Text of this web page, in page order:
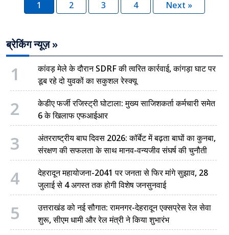
1 2 3 4 Next »
ब्रेकिंग न्यूज़ »
1
कांवड़ मेले के दौरान SDRF की त्वरित कार्रवाई, कांगड़ा घाट पर
डूब रहे दो युवकों का सकुशल रेस्क्यू
2
केडीए फर्जी रजिस्ट्री घोटाला: मुख्य साजिशकर्ता कर्मचारी समेत
6 के खिलाफ एफआईआर
3
अंतरराष्ट्रीय बाघ दिवस 2026: कॉर्बेट में बढ़ता बाघों का कुनबा,
संरक्षण की सफलता के साथ मानव-वन्यजीव संघर्ष की चुनौती
4
देहरादून महायोजना-2041 पर जनता से फिर मांगे सुझाव, 28
जुलाई से 4 अगस्त तक होगी विशेष जनसुनवाई
5
उत्तराखंड को नई सौगात: रामनगर-देहरादून एक्सप्रेस रेल सेवा
शुरू, सीएम धामी और रेल मंत्री ने किया शुभारंभ